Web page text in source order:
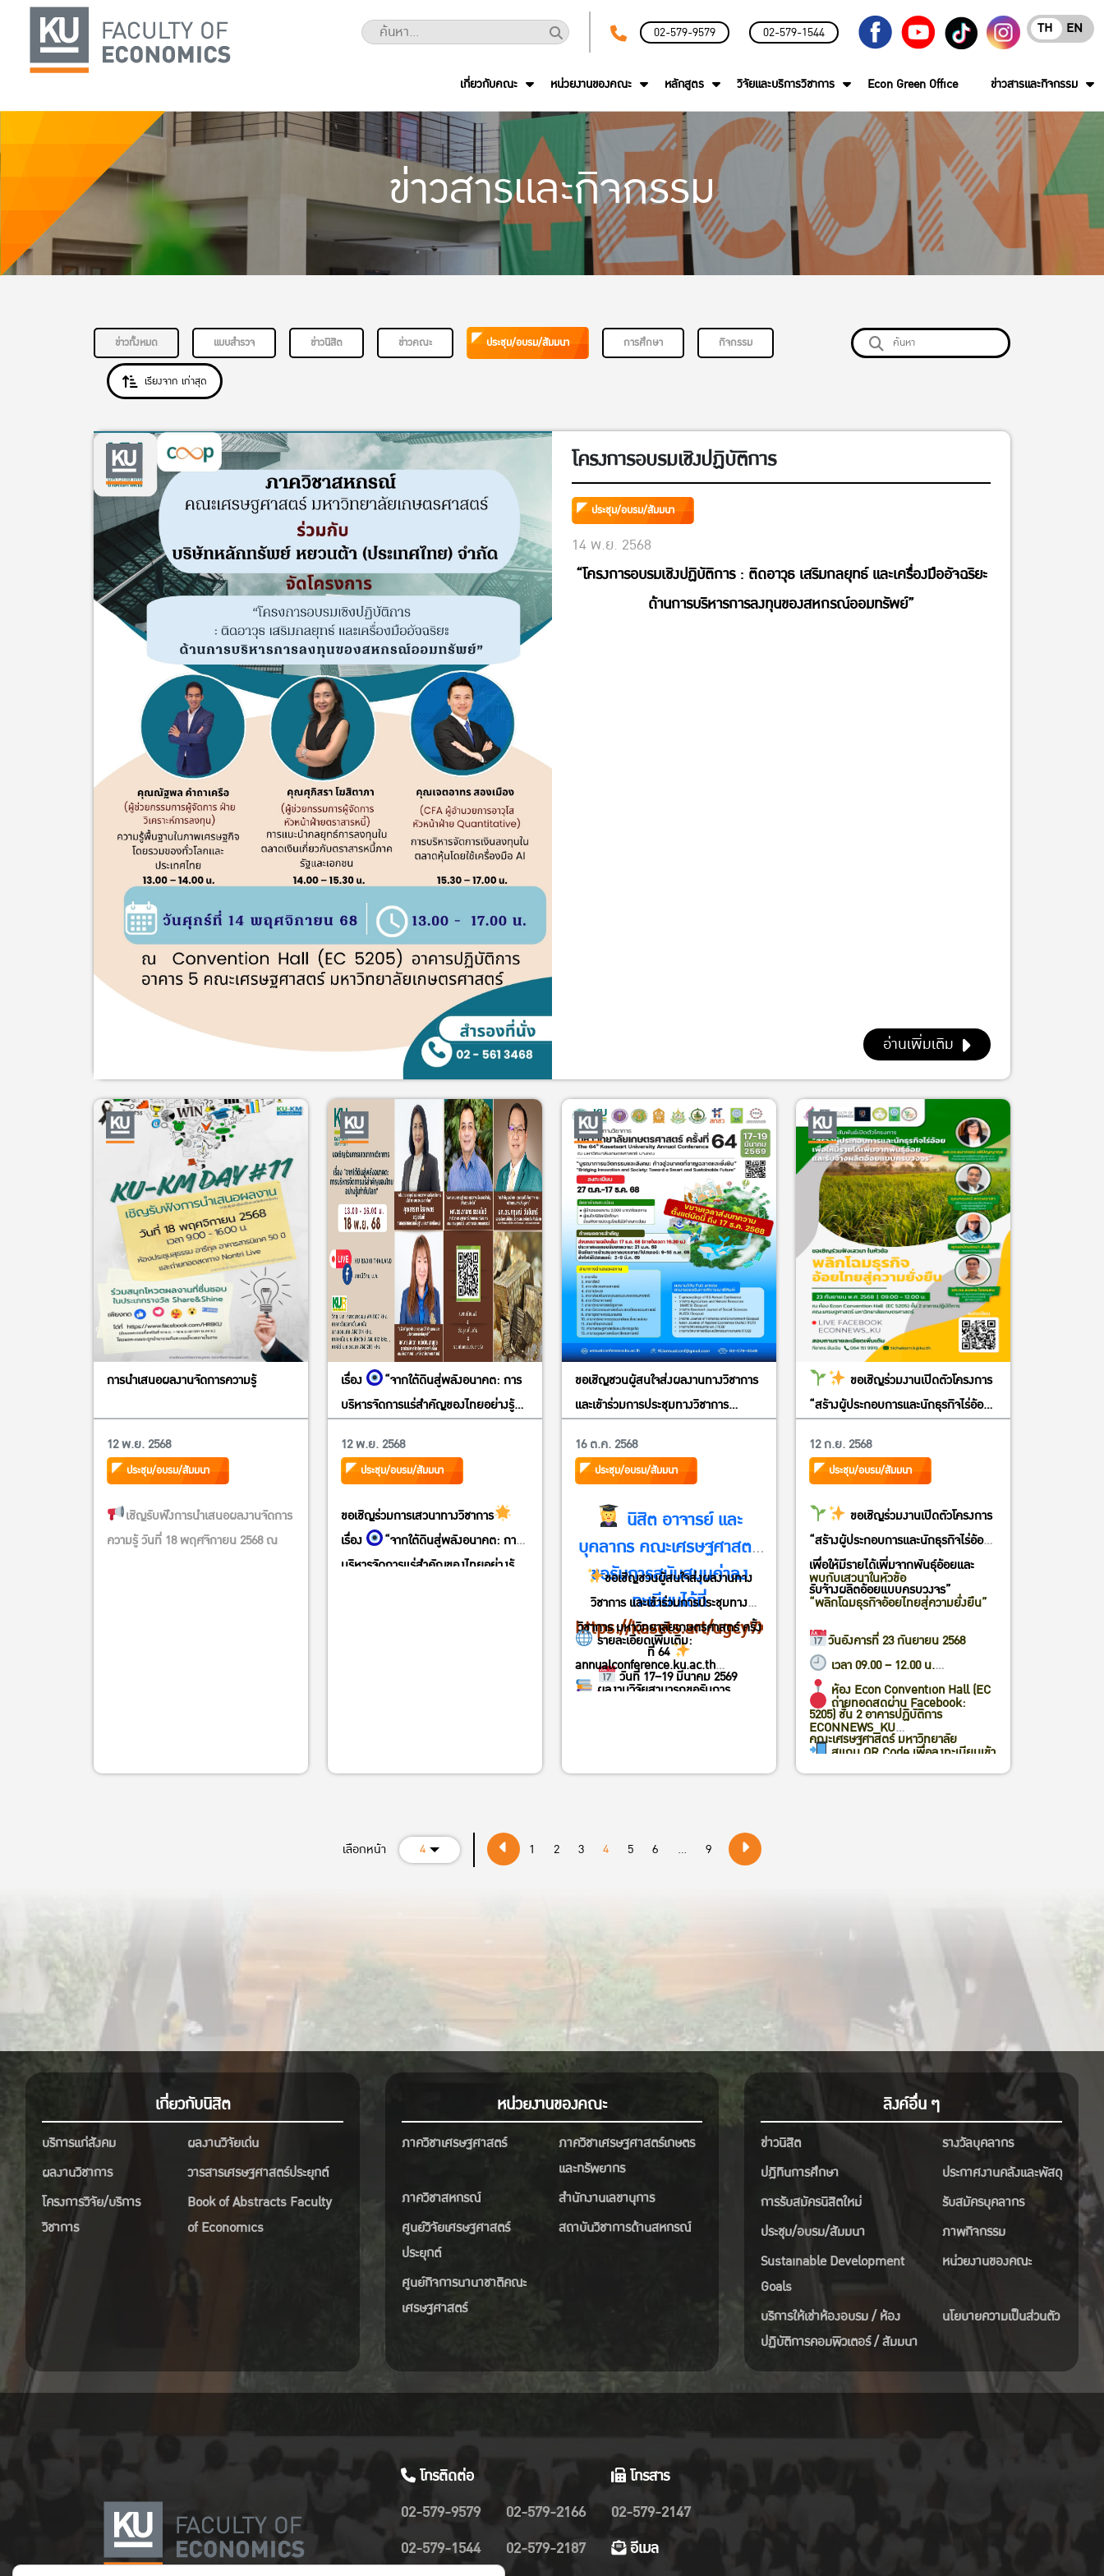
02-579-9579 02-579-1544 EN
TH
เกี่ยวกับคณะ หน่วยงานของคณะ หลักสูตร วิจัยและบริการวิชาการ Econ Green Office ข่าวสารและกิจกรรม
ข่าวสารและกิจกรรม
ข่าวทั้งหมด แบบสำรวจ ข่าวนิสิต ข่าวคณะ ประชุม/อบรม/สัมมนา การศึกษา กิจกรรม
เรียงจาก เก่าสุด
โครงการอบรมเชิงปฏิบัติการ
ประชุม/อบรม/สัมมนา
14 พ.ย. 2568
“โครงการอบรมเชิงปฏิบัติการ : ติดอาวุธ เสริมกลยุทธ์ และเครื่องมืออัจฉริยะ
ด้านการบริหารการลงทุนของสหกรณ์ออมทรัพย์”
อ่านเพิ่มเติม
การนำเสนอผลงานจัดการความรู้
12 พ.ย. 2568
ประชุม/อบรม/สัมมนา
เชิญรับฟังการนำเสนอผลงานจัดการ
ความรู้ วันที่ 18 พฤศจิกายน 2568 ณ
โดยนับคะแนนรวมกับการโหวตภายใน
มาส่งกำลังใจให้ผู้เข้าร่วมประกวดกัน
https://www.facebook.com/share/p/1D3P7qmonH/
เรื่อง
“จากใต้ดินสู่พลังอนาคต: การ
บริหารจัดการแร่สำคัญของไทยอย่างรู้
12 พ.ย. 2568
ประชุม/อบรม/สัมมนา
ขอเชิญร่วมการเสวนาทางวิชาการ
เรื่อง
“จากใต้ดินสู่พลังอนาคต: การ
บริหารจัดการแร่สำคัญของไทยอย่างรู้
——————————
อธิการบดีฝ่ายนวัตกรรมและพันธกิจเพื่อ
สังคม อาจารย์ประจำภาควิชา
มหาวิทยาลัยเกษตรศาสตร์
และ ผศ.ดร.ลัดดา แต่งวัฒนานุกูล รอง
หัวหน้าภาควิชาวิทยาศาสตร์พื้นพิภพ
โดย คุณอารยา ไสลเพชร รองอธิบดีกรม
อุตสาหกรรมพื้นฐานและการเหมืองแร่
“นโยบายและกลยุทธ์การบริหาร
จัดการแร่สำคัญของประเทศไทยเพื่อ
โดย ผศ.ดร.ภาสกร ธรรมโชติ ภาควิชา
เศรษฐศาสตร์เกษตรและทรัพยากร คณะ
เกษตรศาสตร์
ขอเชิญชวนผู้สนใจส่งผลงานทางวิชาการ
และเข้าร่วมการประชุมทางวิชาการ
16 ต.ค. 2568
ประชุม/อบรม/สัมมนา
นิสิต อาจารย์ และ
บุคลากร คณะเศรษฐศาสตร์
ขอรับการสนับสนุนค่าลง
ทะเบียนได้ที่
https://kasets.art/ugcy7X
ขอเชิญชวนผู้สนใจส่งผลงานทาง
วิชาการ และเข้าร่วมการประชุมทาง
วิชาการ มหาวิทยาลัยเกษตรศาสตร์ ครั้ง
ที่ 64
วันที่ 17–19 มีนาคม 2569
ตั้งแต่วันที่ 27 ตุลาคม – 3 ธันวาคม
รายละเอียดเพิ่มเติม:
annualconference.ku.ac.th
ผลงานวิจัยสามารถขอรับการ
ขอเชิญร่วมงานเปิดตัวโครงการ
“สร้างผู้ประกอบการและนักธุรกิจไร่อ้อย
รับจ้างผลิตอ้อยแบบครบวงจร”
12 ก.ย. 2568
ประชุม/อบรม/สัมมนา
ขอเชิญร่วมงานเปิดตัวโครงการ
“สร้างผู้ประกอบการและนักธุรกิจไร่อ้อย
เพื่อให้มีรายได้เพิ่มจากพันธุ์อ้อยและ
รับจ้างผลิตอ้อยแบบครบวงจร”
พบกับเสวนาในหัวข้อ
“พลิกโฉมธุรกิจอ้อยไทยสู่ความยั่งยืน”
วันอังคารที่ 23 กันยายน 2568
เวลา 09.00 – 12.00 น.
ห้อง Econ Convention Hall (EC
5205) ชั้น 2 อาคารปฏิบัติการ
คณะเศรษฐศาสตร์ มหาวิทยาลัย
ถ่ายทอดสดผ่าน Facebook:
ECONNEWS_KU
สแกน QR Code เพื่อลงทะเบียนเข้า
ร่วมงาน
เลือกหน้า 4 1 2 3 4 5 6 ... 9
เกี่ยวกับนิสิต
บริการแก่สังคม
ผลงานวิจัยเด่น
ผลงานวิชาการ
วารสารเศรษฐศาสตร์ประยุกต์
โครงการวิจัย/บริการ
วิชาการ
Book of Abstracts Faculty
of Economics
หน่วยงานของคณะ
ภาควิชาเศรษฐศาสตร์
ภาควิชาเศรษฐศาสตร์เกษตร
และทรัพยากร
ภาควิชาสหกรณ์
สำนักงานเลขานุการ
ศูนย์วิจัยเศรษฐศาสตร์
ประยุกต์
สถาบันวิชาการด้านสหกรณ์
ศูนย์กิจการนานาชาติคณะ
เศรษฐศาสตร์
ลิงค์อื่น ๆ
ข่าวนิสิต
รางวัลบุคลากร
ปฎิทินการศึกษา
ประกาศงานคลังและพัสดุ
การรับสมัครนิสิตใหม่
รับสมัครบุคลากร
ประชุม/อบรม/สัมมนา
ภาพกิจกรรม
Sustainable Development
Goals
หน่วยงานของคณะ
บริการให้เช่าห้องอบรม / ห้อง
ปฏิบัติการคอมพิวเตอร์ / สัมมนา
นโยบายความเป็นส่วนตัว
โทรติดต่อ
02-579-9579
02-579-1544
02-579-2166
02-579-2187
โทรสาร
02-579-2147
อีเมล